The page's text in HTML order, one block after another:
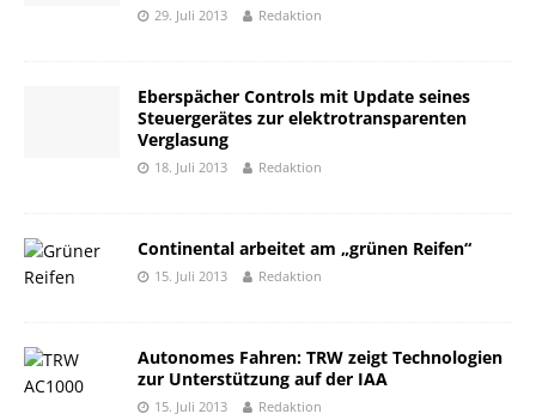
29. Juli 2013 Redaktion
Eberspächer Controls mit Update seines
Steuergerätes zur elektrotransparenten
Verglasung
18. Juli 2013 Redaktion
Continental arbeitet am „grünen Reifen“
15. Juli 2013 Redaktion
Autonomes Fahren: TRW zeigt Technologien
zur Unterstützung auf der IAA
15. Juli 2013 Redaktion